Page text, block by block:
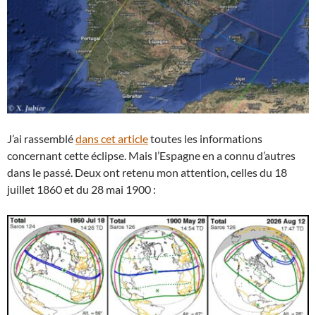
J’ai rassemblédans cet articletoutes les informations
concernant cette éclipse. Mais l’Espagne en a connu d’autres
dans le passé. Deux ont retenu mon attention, celles du 18
juillet 1860 et du 28 mai 1900 :